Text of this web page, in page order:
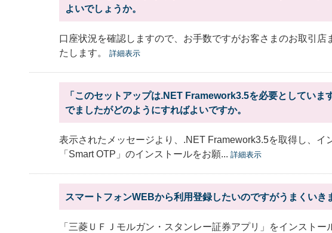
よいでしょうか。
口座状況を確認しますので、お手数ですがお客さまのお取引店
たします。
詳細表示
「このセットアップは.NET Framework3.5を必要としていま
でましたがどのようにすればよいですか。
表示されたメッセージより、.NET Framework3.5を取得し、イ
「Smart OTP」のインストールをお願... 詳細表示
スマートフォンWEBから利用登録したいのですがうまくいき
「三菱ＵＦＪモルガン・スタンレー証券アプリ」をインストー